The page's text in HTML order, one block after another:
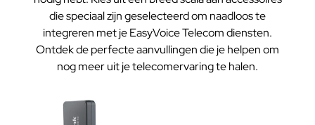
die speciaal zijn geselecteerd om naadloos te
integreren met je EasyVoice Telecom diensten.
Ontdek de perfecte aanvullingen die je helpen om
nog meer uit je telecomervaring te halen.